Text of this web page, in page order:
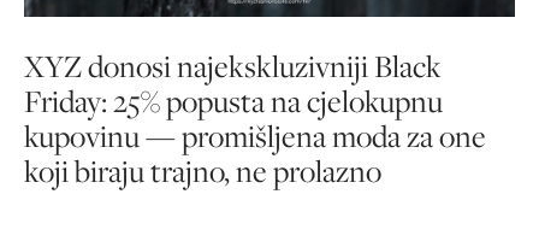
XYZ donosi najekskluzivniji Black
Friday: 25% popusta na cjelokupnu
kupovinu — promišljena moda za one
koji biraju trajno, ne prolazno